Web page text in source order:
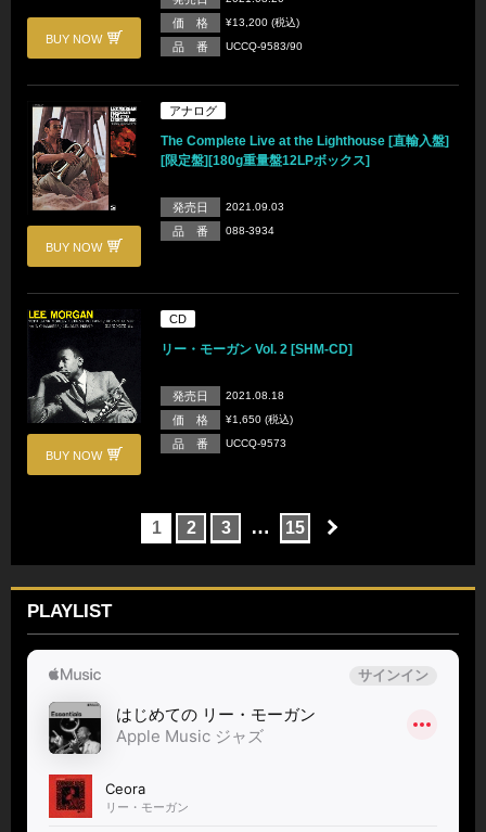
BUY NOW
価 格 ¥13,200 (税込)
品 番 UCCQ-9583/90
BUY NOW
アナログ
The Complete Live at the Lighthouse [直輸入盤]
[限定盤][180g重量盤12LPボックス]
発売日 2021.09.03
品 番 088-3934
BUY NOW
CD
リー・モーガン Vol. 2 [SHM-CD]
発売日 2021.08.18
価 格 ¥1,650 (税込)
品 番 UCCQ-9573
1 2 3 … 15
PLAYLIST